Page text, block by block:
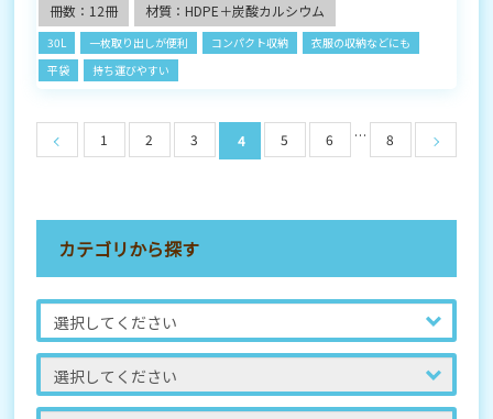
冊数：12冊
材質：HDPE＋炭酸カルシウム
30L 一枚取り出しが便利 コンパクト収納
衣服の収納などにも
平袋
持ち運びやすい
1 2 3 4 5 6 … 8
カテゴリから探す